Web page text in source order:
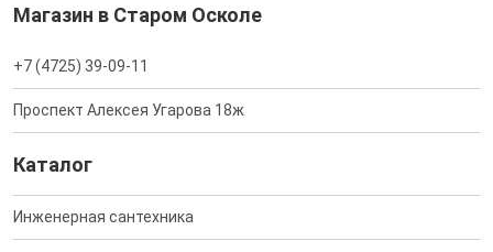
Магазин в Старом Осколе
+7 (4725) 39-09-11
Проспект Алексея Угарова 18ж
Каталог
Инженерная сантехника